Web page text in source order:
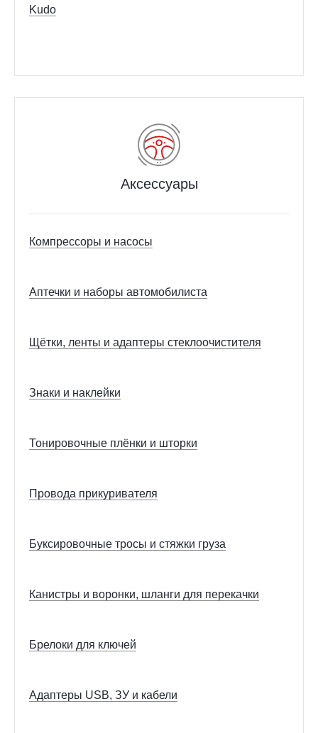
Kudo
Аксессуары
Компрессоры и насосы
Аптечки и наборы автомобилиста
Щётки, ленты и адаптеры стеклоочистителя
Знаки и наклейки
Тонировочные плёнки и шторки
Провода прикуривателя
Буксировочные тросы и стяжки груза
Канистры и воронки, шланги для перекачки
Брелоки для ключей
Адаптеры USB, ЗУ и кабели